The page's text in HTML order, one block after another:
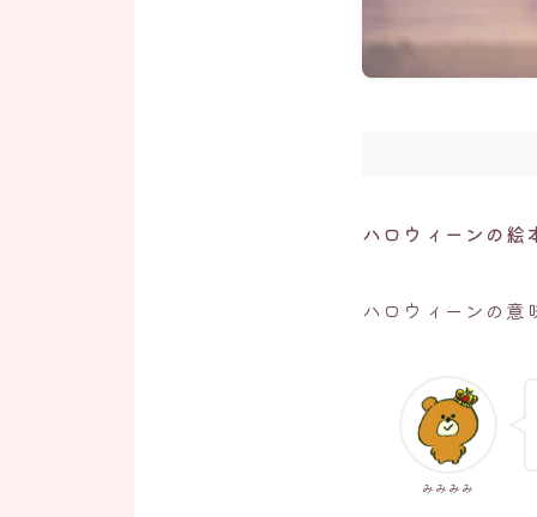
ハロウィーンの絵
ハロウィーンの
みみみみ